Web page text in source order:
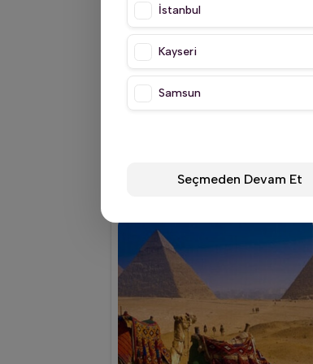
İstanbul
Kayseri
Samsun
Seçmeden Devam Et